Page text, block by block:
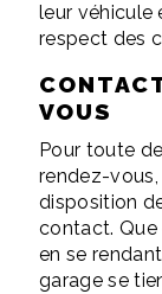
leur véhicule
respect des
VOUS
Pour toute
rendez-
disposition
contact. Que
en se
garage se